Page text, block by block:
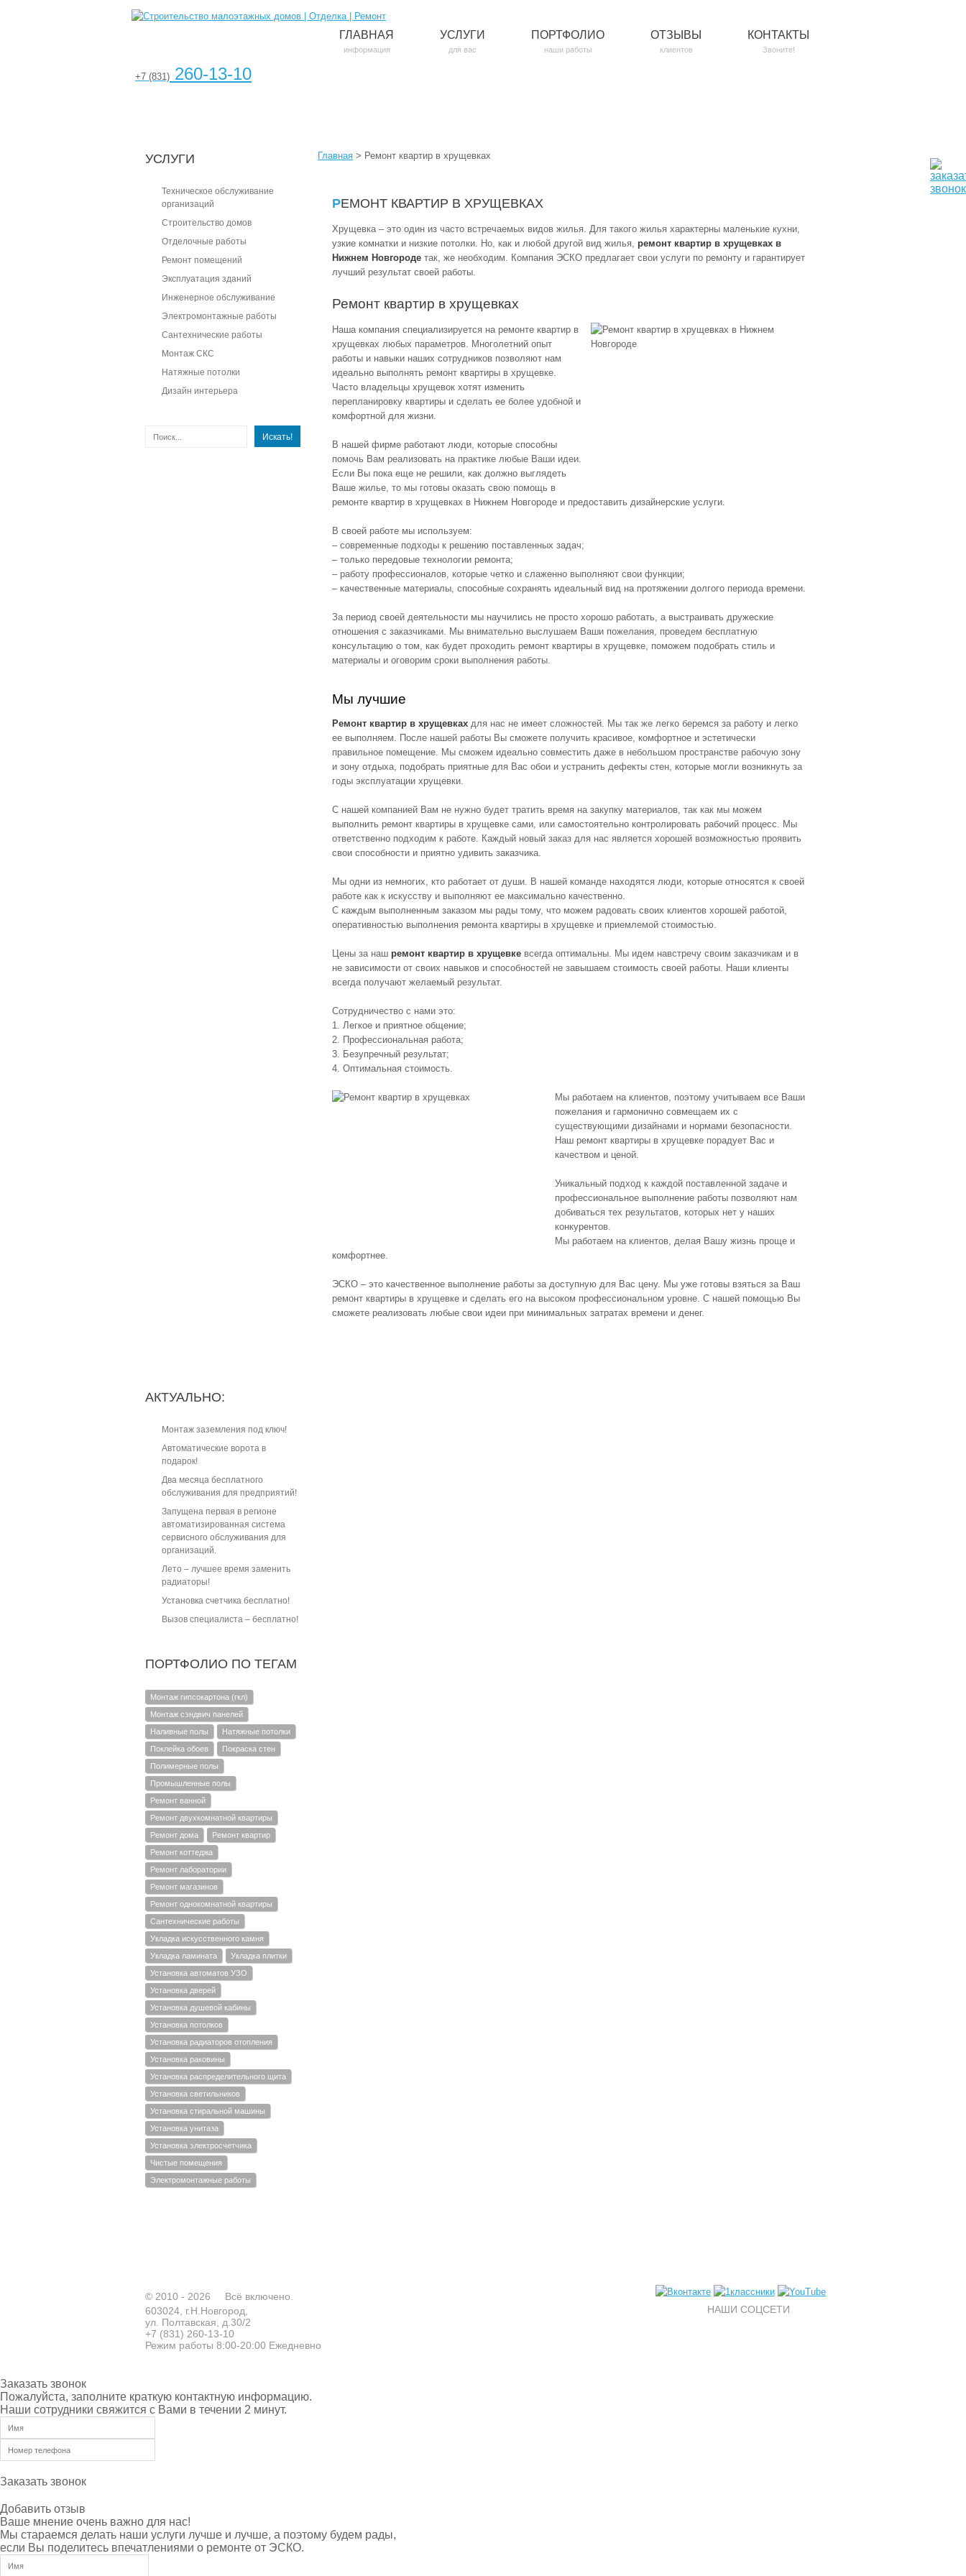
+7 (831) 260-13-10
ГЛАВНАЯ
информация
УСЛУГИ
для вас
ПОРТФОЛИО
наши работы
ОТЗЫВЫ
клиентов
КОНТАКТЫ
Звоните!
УСЛУГИ
Техническое обслуживание
организаций
Cтроительство домов
Отделочные работы
Ремонт помещений
Эксплуатация зданий
Инженерное обслуживание
Электромонтажные работы
Сантехнические работы
Монтаж СКС
Натяжные потолки
Дизайн интерьера
АКТУАЛЬНО:
Монтаж заземления под ключ!
Автоматические ворота в
подарок!
Два месяца бесплатного
обслуживания для предприятий!
Запущена первая в регионе
автоматизированная система
сервисного обслуживания для
организаций.
Лето – лучшее время заменить
радиаторы!
Установка счетчика бесплатно!
Вызов специалиста – бесплатно!
ПОРТФОЛИО ПО ТЕГАМ
Монтаж гипсокартона (гкл)
Монтаж сэндвич панелей
Наливные полы
Натяжные потолки
Поклейка обоев
Покраска стен
Полимерные полы
Промышленные полы
Ремонт ванной
Ремонт двухкомнатной квартиры
Ремонт дома
Ремонт квартир
Ремонт коттеджа
Ремонт лаборатории
Ремонт магазинов
Ремонт однокомнатной квартиры
Сантехнические работы
Укладка искусственного камня
Укладка ламината
Укладка плитки
Установка автоматов УЗО
Установка дверей
Установка душевой кабины
Установка потолков
Установка радиаторов отопления
Установка раковины
Установка распределительного щита
Установка светильников
Установка стиральной машины
Установка унитаза
Установка электросчетчика
Чистые помещения
Электромонтажные работы
Главная > Ремонт квартир в хрущевках
РЕМОНТ КВАРТИР В ХРУЩЕВКАХ
Хрущевка – это один из часто встречаемых видов жилья. Для такого жилья характерны маленькие кухни,
узкие комнатки и низкие потолки. Но, как и любой другой вид жилья, ремонт квартир в хрущевках в
Нижнем Новгороде так, же необходим. Компания ЭСКО предлагает свои услуги по ремонту и гарантирует
лучший результат своей работы.
Ремонт квартир в хрущевках
Наша компания специализируется на ремонте квартир в
хрущевках любых параметров. Многолетний опыт
работы и навыки наших сотрудников позволяют нам
идеально выполнять ремонт квартиры в хрущевке.
Часто владельцы хрущевок хотят изменить
перепланировку квартиры и сделать ее более удобной и
комфортной для жизни.
В нашей фирме работают люди, которые способны
помочь Вам реализовать на практике любые Ваши идеи.
Если Вы пока еще не решили, как должно выглядеть
Ваше жилье, то мы готовы оказать свою помощь в
ремонте квартир в хрущевках в Нижнем Новгороде и предоставить дизайнерские услуги.
В своей работе мы используем:
– современные подходы к решению поставленных задач;
– только передовые технологии ремонта;
– работу профессионалов, которые четко и слаженно выполняют свои функции;
– качественные материалы, способные сохранять идеальный вид на протяжении долгого периода времени.
За период своей деятельности мы научились не просто хорошо работать, а выстраивать дружеские
отношения с заказчиками. Мы внимательно выслушаем Ваши пожелания, проведем бесплатную
консультацию о том, как будет проходить ремонт квартиры в хрущевке, поможем подобрать стиль и
материалы и оговорим сроки выполнения работы.
Мы лучшие
Ремонт квартир в хрущевках для нас не имеет сложностей. Мы так же легко беремся за работу и легко
ее выполняем. После нашей работы Вы сможете получить красивое, комфортное и эстетически
правильное помещение. Мы сможем идеально совместить даже в небольшом пространстве рабочую зону
и зону отдыха, подобрать приятные для Вас обои и устранить дефекты стен, которые могли возникнуть за
годы эксплуатации хрущевки.
С нашей компанией Вам не нужно будет тратить время на закупку материалов, так как мы можем
выполнить ремонт квартиры в хрущевке сами, или самостоятельно контролировать рабочий процесс. Мы
ответственно подходим к работе. Каждый новый заказ для нас является хорошей возможностью проявить
свои способности и приятно удивить заказчика.
Мы одни из немногих, кто работает от души. В нашей команде находятся люди, которые относятся к своей
работе как к искусству и выполняют ее максимально качественно.
С каждым выполненным заказом мы рады тому, что можем радовать своих клиентов хорошей работой,
оперативностью выполнения ремонта квартиры в хрущевке и приемлемой стоимостью.
Цены за наш ремонт квартир в хрущевке всегда оптимальны. Мы идем навстречу своим заказчикам и в
не зависимости от своих навыков и способностей не завышаем стоимость своей работы. Наши клиенты
всегда получают желаемый результат.
Сотрудничество с нами это:
1. Легкое и приятное общение;
2. Профессиональная работа;
3. Безупречный результат;
4. Оптимальная стоимость.
Мы работаем на клиентов, поэтому учитываем все Ваши
пожелания и гармонично совмещаем их с
существующими дизайнами и нормами безопасности.
Наш ремонт квартиры в хрущевке порадует Вас и
качеством и ценой.
Уникальный подход к каждой поставленной задаче и
профессиональное выполнение работы позволяют нам
добиваться тех результатов, которых нет у наших
конкурентов.
Мы работаем на клиентов, делая Вашу жизнь проще и
комфортнее.
ЭСКО – это качественное выполнение работы за доступную для Вас цену. Мы уже готовы взяться за Ваш
ремонт квартиры в хрущевке и сделать его на высоком профессиональном уровне. С нашей помощью Вы
сможете реализовать любые свои идеи при минимальных затратах времени и денег.
НАШИ СОЦСЕТИ
© 2010 - 2026
Всё включено.
603024, г.Н.Новгород,
ул. Полтавская, д.30/2
+7 (831) 260-13-10
Режим работы 8:00-20:00 Ежедневно
Заказать звонок
Пожалуйста, заполните краткую контактную информацию.
Наши сотрудники свяжится с Вами в течении 2 минут.
Заказать звонок
Добавить отзыв
Ваше мнение очень важно для нас!
Мы стараемся делать наши услуги лучше и лучше, а поэтому будем рады,
если Вы поделитесь впечатлениями о ремонте от ЭСКО.